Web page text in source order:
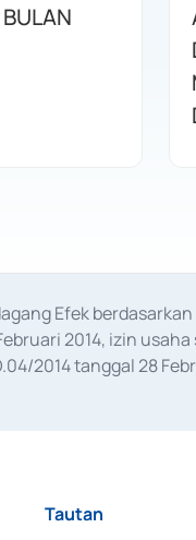
Efek
2014, izin
2014 tanggal 28
Tautan